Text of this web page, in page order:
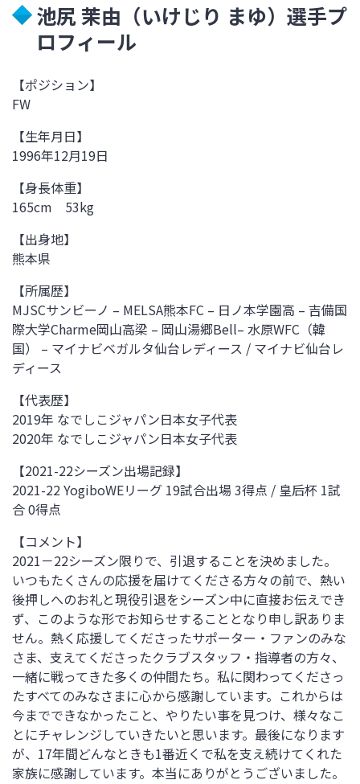
池尻 茉由（いけじり まゆ）選手プ
ロフィール
【ポジション】
FW
【生年月日】
1996年12月19日
【身長体重】
165cm
53kg
【出身地】
熊本県
【所属歴】
MJSCサンビーノ – MELSA熊本FC – 日ノ本学園高 – 吉備国
際大学Charme岡山高梁 – 岡山湯郷Bell– 水原WFC （韓
国） – マイナビベガルタ仙台レディース / マイナビ仙台レ
ディース
【代表歴】
2019年 なでしこジャパン日本女子代表
2020年 なでしこジャパン日本女子代表
【2021-22シーズン出場記録】
2021-22 YogiboWEリーグ 19試合出場 3得点 / 皇后杯 1試
合0得点
【コメント】
2021－22シーズン限りで、引退することを決めました。
いつもたくさんの応援を届けてくださる方々の前で、熱い
後押しへのお礼と現役引退をシーズン中に直接お伝えでき
ず、このような形でお知らせすることとなり申し訳ありま
せん。熱く応援してくださったサポーター・ファンのみな
さま、支えてくださったクラブスタッフ・指導者の方々、
一緒に戦ってきた多くの仲間たち。私に関わってくださっ
たすべてのみなさまに心から感謝しています。これからは
今までできなかったこと、やりたい事を見つけ、様々なこ
とにチャレンジしていきたいと思います。最後になります
が、 17年間どんなときも1番近くで私を支え続けてくれた
家族に感謝しています。本当にありがとうございました。